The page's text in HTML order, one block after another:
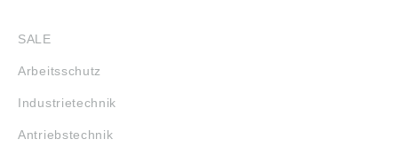
SALE
Arbeitsschutz
Industrietechnik
Antriebstechnik